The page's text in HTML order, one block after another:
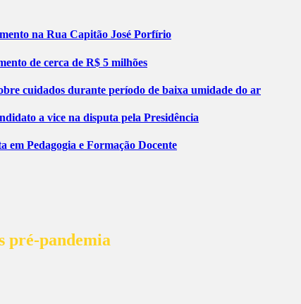
na Rua Capitão José Porfírio
de cerca de R$ 5 milhões
cuidados durante período de baixa umidade do ar
a vice na disputa pela Presidência
em Pedagogia e Formação Docente
pré-pandemia